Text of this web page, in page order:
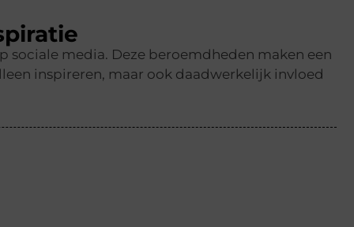
sociale media. Deze beroemdheden maken een
inspireren, maar ook daadwerkelijk invloed